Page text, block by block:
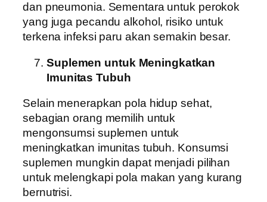
dan pneumonia. Sementara untuk perokok
yang juga pecandu alkohol, risiko untuk
terkena infeksi paru akan semakin besar.
Suplemen untuk Meningkatkan
Imunitas Tubuh
Selain menerapkan pola hidup sehat,
sebagian orang memilih untuk
mengonsumsi suplemen untuk
meningkatkan imunitas tubuh. Konsumsi
suplemen mungkin dapat menjadi pilihan
untuk melengkapi pola makan yang kurang
bernutrisi.